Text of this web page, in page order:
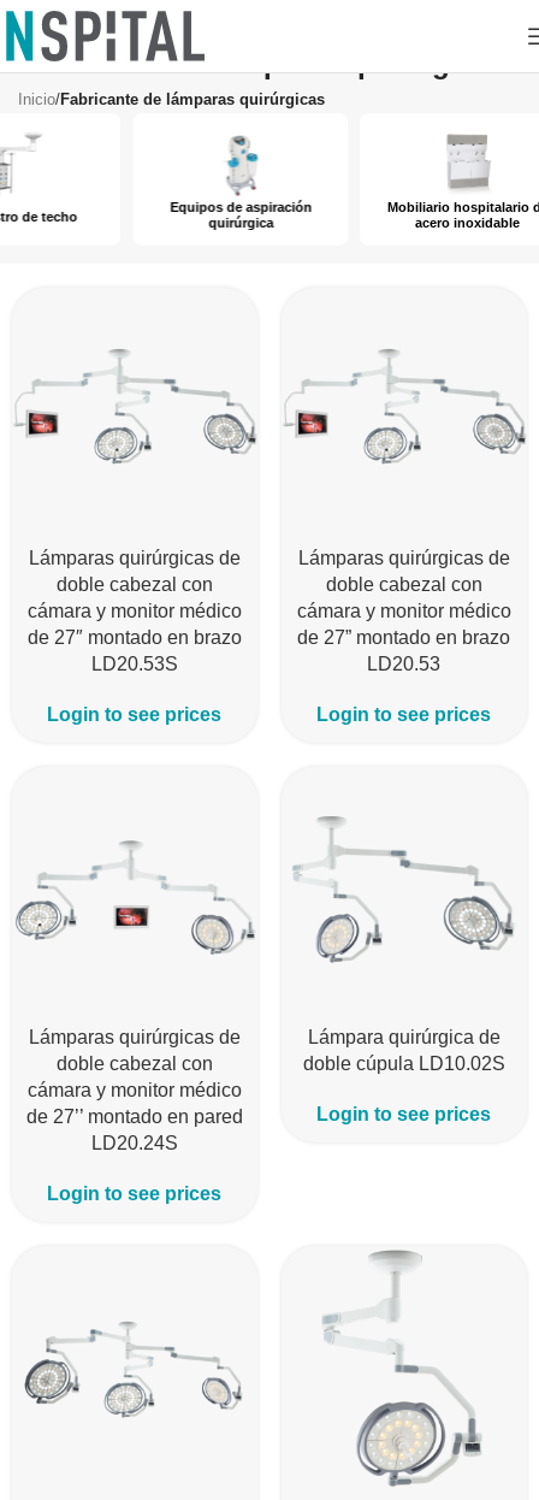
Fabricante de lámparas quirúrgicas
Inicio/Fabricante de lámparas quirúrgicas
Equipos de aspiración
Mobiliario hospitalario de
acero inoxidable
Lámparas quirúrgicas de
doble cabezal con
cámara y monitor médico
de 27″ montado en brazo
LD20.53S
Login to see prices
Lámparas quirúrgicas de
doble cabezal con
cámara y monitor médico
de 27” montado en brazo
LD20.53
Login to see prices
Lámparas quirúrgicas de
doble cabezal con
cámara y monitor médico
de 27’’ montado en pared
LD20.24S
Login to see prices
Lámpara quirúrgica de
doble cúpula LD10.02S
Login to see prices